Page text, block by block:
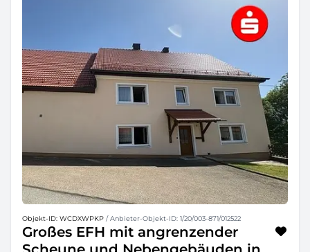
Objekt-ID: WCDXWPKP / Anbieter-Objekt-ID: 1/20/003-871/012522
Großes EFH mit angrenzender